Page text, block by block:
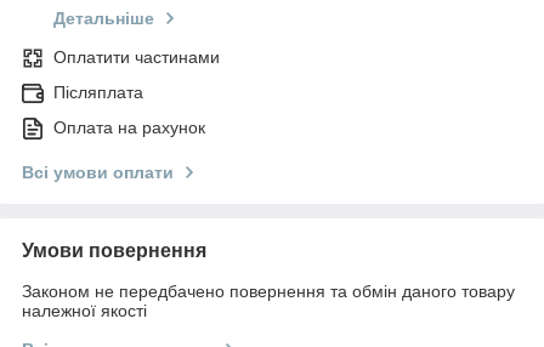
Детальніше
Оплатити частинами
Післяплата
Оплата на рахунок
Всі умови оплати
Умови повернення
Законом не передбачено повернення та обмін даного товару
належної якості